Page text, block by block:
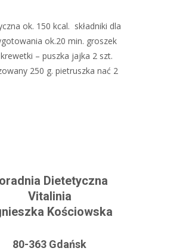
ok. 150 kcal. składniki dla
ok.20 min. groszek
– puszka jajka 2 szt.
250 g. pietruszka nać 2
Dietetyczna
Vitalinia
Kościowska
80-363 Gdańsk